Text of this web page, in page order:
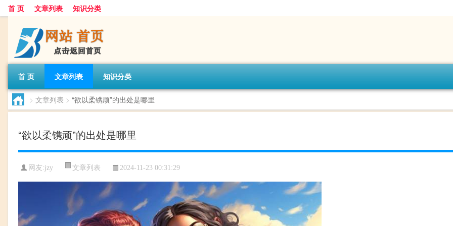
首 页 文章列表 知识分类
首 页 文章列表 知识分类
> 文章列表 > “欲以柔镌顽”的出处是哪里
“欲以柔镌顽”的出处是哪里
网友:jzy 文章列表 2024-11-23 00:31:29